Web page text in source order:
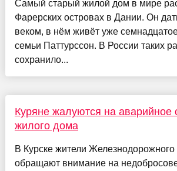
Самый старый жилой дом в мире
Фарерских островах в Дании. Он
веком, в нём живёт уже
семьи Паттурссон. В России таких
сохранило...
Куряне жалуются на аварийное
жилого дома
В Курске жители Железнодорожного
обращают внимание на